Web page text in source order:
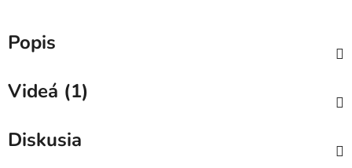
Popis
Videá (1)
Diskusia